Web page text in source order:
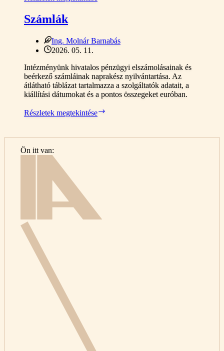
Számlák
Ing. Molnár Barnabás
2026. 05. 11.
Intézményünk hivatalos pénzügyi elszámolásainak és
beérkező számláinak naprakész nyilvántartása. Az
átlátható táblázat tartalmazza a szolgáltatók adatait, a
kiállítási dátumokat és a pontos összegeket euróban.
Részletek megtekintése
Ön itt van: